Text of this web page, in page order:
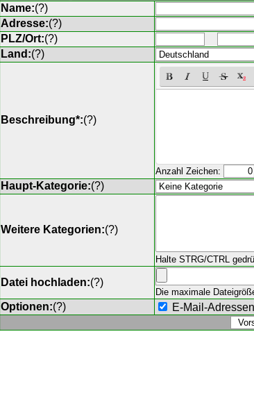
Name:(?)
Adresse:(?)
PLZ/Ort:(?)
Land:(?)
Beschreibung*:(?)
Anzahl Zeichen:
Haupt-Kategorie:(?)
Weitere Kategorien:(?)
Halte STRG/CTRL
Datei hochladen:(?)
Die maximale
Optionen:(?) E-Mail-